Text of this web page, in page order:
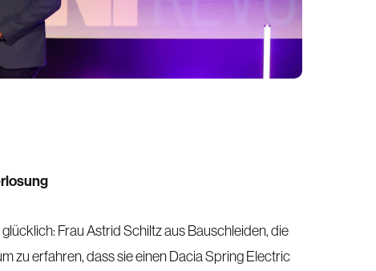
Frau Astrid Schiltz aus Bauschleiden, die
zu erfahren, dass sie einen Dacia Spring Electric